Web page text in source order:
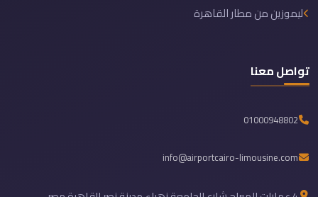
ليموزين من مطار القاهرة
تواصل معنا
01000948802
info@airportcairo-limousine.com